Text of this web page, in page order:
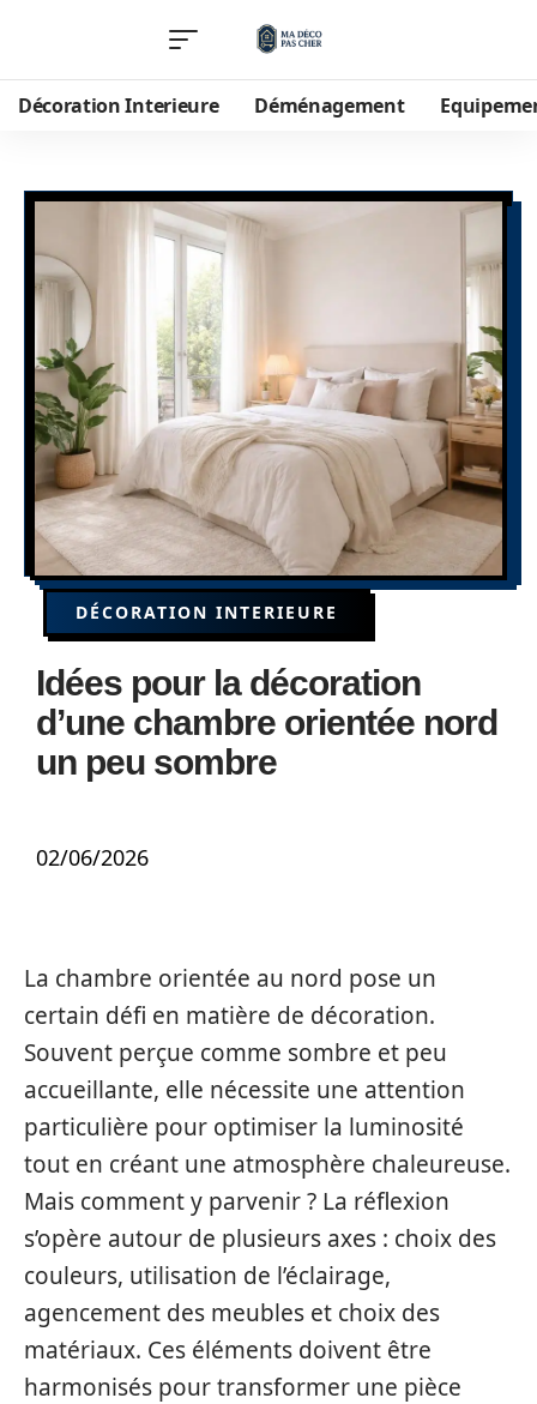
Décoration Interieure Déménagement
DÉCORATION INTERIEURE
Idées pour la décoration
d’une chambre orientée nord
un peu sombre
02/06/2026
La chambre orientée au nord pose un
certain défi en matière de décoration.
Souvent perçue comme sombre et peu
accueillante, elle nécessite une attention
particulière pour optimiser la luminosité
tout en créant une atmosphère chaleureuse.
Mais comment y parvenir ? La réflexion
s’opère autour de plusieurs axes : choix des
couleurs, utilisation de l’éclairage,
agencement des meubles et choix des
matériaux. Ces éléments doivent être
harmonisés pour transformer une pièce